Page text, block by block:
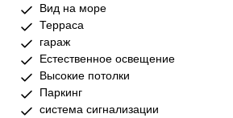
Вид на море
Терраса
гараж
Естественное освещение
Высокие потолки
Паркинг
система сигнализации